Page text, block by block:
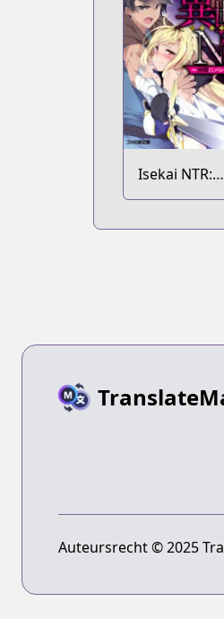
Isekai NTR:
Nakama ni
Auteursrecht © 2025